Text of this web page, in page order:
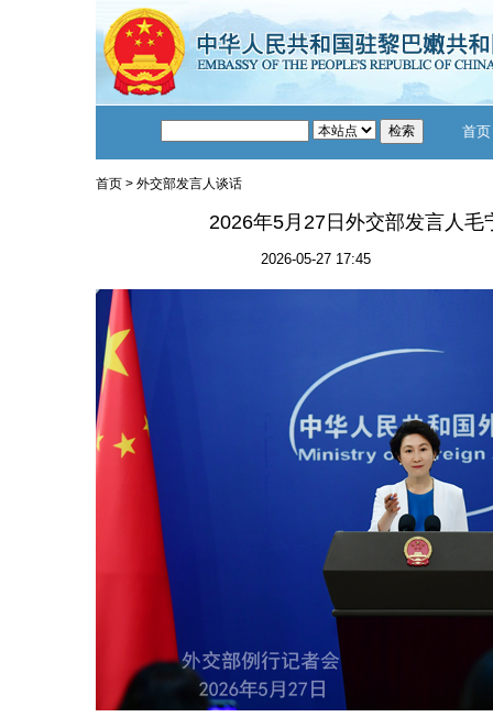
首页
首页> 外交部发言人谈话
2026年5月27日外交部发言人毛
2026-05-27 17:45